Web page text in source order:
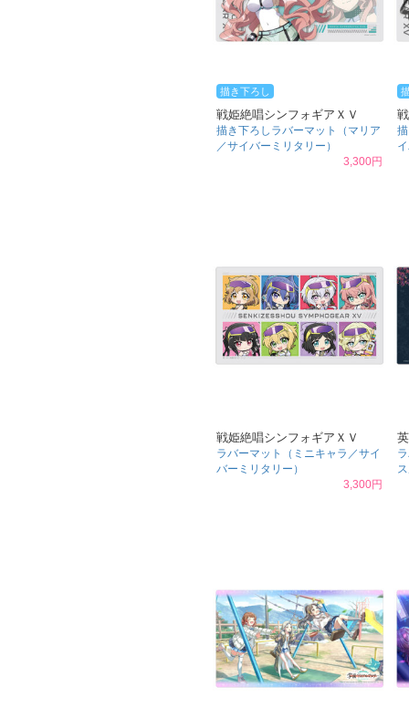
描き下ろし
戦姫絶唱シンフォギアＸＶ
描き下ろしラバーマット（マリア
／サイバーミリタリー）
3,300円
戦姫絶唱シンフォギアＸＶ
ラバーマット（ミニキャラ／サイ
バーミリタリー）
3,300円